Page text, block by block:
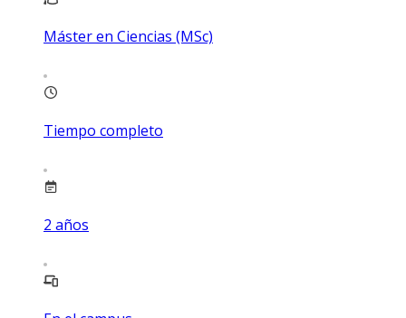
Máster en Ciencias (MSc)
Tiempo completo
2 años